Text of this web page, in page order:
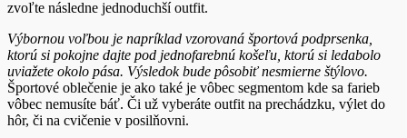
zvoľte následne jednoduchší outfit.
Výbornou voľbou je napríklad vzorovaná športová podprsenka,
ktorú si pokojne dajte pod jednofarebnú košeľu, ktorú si ledabolo
uviažete okolo pása. Výsledok bude pôsobiť nesmierne štýlovo.
Športové oblečenie je ako také je vôbec segmentom kde sa farieb
vôbec nemusíte báť. Či už vyberáte outfit na prechádzku, výlet do
hôr, či na cvičenie v posilňovni.